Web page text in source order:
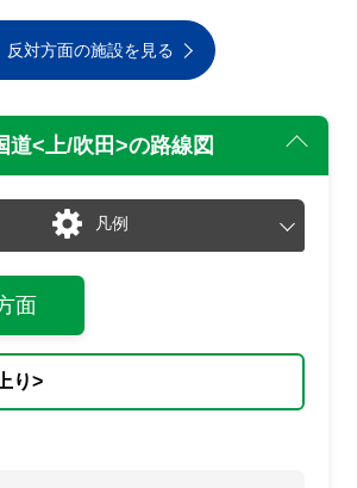
反対方面の施設を見る
道<上/吹田>の路線図
凡例
出口あり 出
面
り>